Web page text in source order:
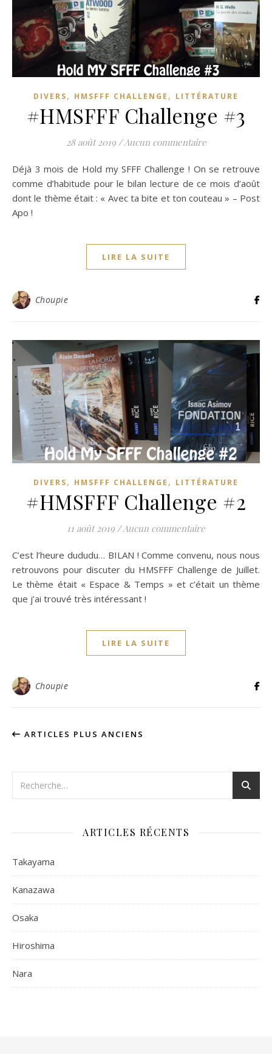
DIVERS, HMSFFF CHALLENGE , LITTÉRATURE
#HMSFFF Challenge #3
28 août 2019 / Aucun commentaire
Déjà 3 mois de Hold my SFFF Challenge ! On se retrouve
comme d’habitude pour le bilan lecture de ce mois d’août
dont le thème était : « Avec ta bite et ton couteau » – Post
Apo !
LIRE LA SUITE
Choupie
DIVERS, HMSFFF CHALLENGE , LITTÉRATURE
#HMSFFF Challenge #2
11 août 2019 /Aucun commentaire
C’est l’heure dududu… BILAN ! Comme convenu, nous nous
retrouvons pour discuter du HMSFFF Challenge de Juillet.
Le thème était « Espace & Temps » et c’était un thème
que j’ai trouvé très intéressant !
LIRE LA SUITE
Choupie
ARTICLES PLUS ANCIENS
ARTICLES RÉCENTS
Takayama
Kanazawa
Osaka
Hiroshima
Nara